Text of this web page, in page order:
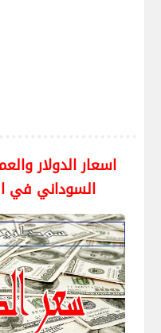
اسعار الدولار
السوداني في